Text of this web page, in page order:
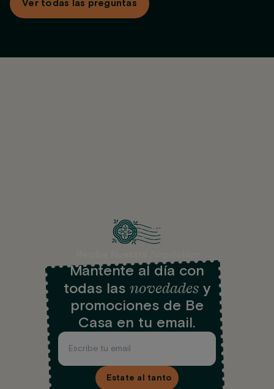
modalidades de pago: mensual, pago total de forma
anticipada o pago anticipado de los 2 primeros meses.
Ver todas las preguntas
Mantente al día con
todas las novedades y
promociones de Be
Casa en tu email.
Estate al tanto